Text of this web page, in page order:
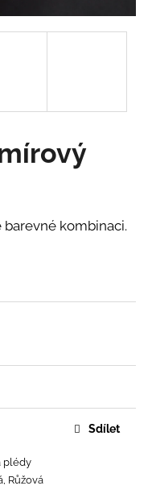
kombinaci.
plédy
Růžová
Sdílet